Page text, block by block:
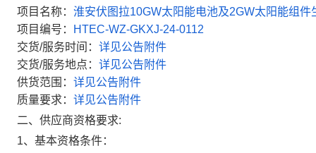
项目名称： 淮安伏图拉10GW太阳能电池及2GW太阳能组件
项目编号：
HTEC-WZ-GKXJ-24-0112
交货/服务时间： 详见公告附件
交货/服务地点： 详见公告附件
供货范围： 详见公告附件
质量要求： 详见公告附件
二、供应商资格要求:
1、基本资格条件：